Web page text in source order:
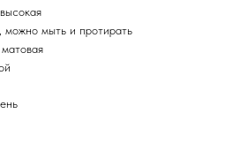
можно мыть и протирать